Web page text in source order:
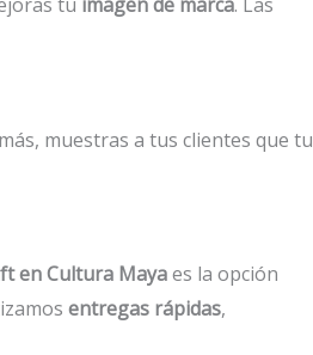
muestras a tus clientes que tu
en Cultura Mayaes la opción
entregas rápidas,